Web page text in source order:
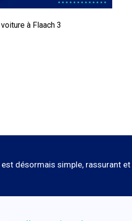
à Flaach 3
désormais simple, rassurant